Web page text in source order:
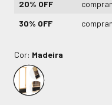
20% OFF
30% OFF
Cor: Madeira